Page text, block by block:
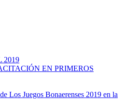
2019
EN PRIMEROS
Los Juegos Bonaerenses 2019 en la